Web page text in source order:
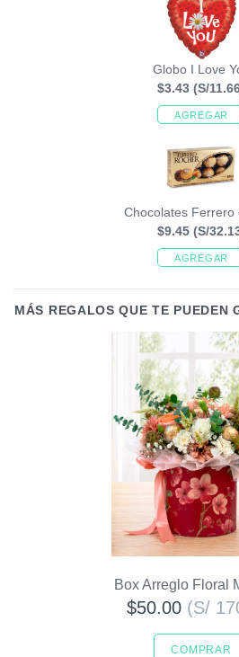
Globo I Love
$3.43 (S/
AGREGAR
Chocolates Ferrero
$9.45 (S/
AGREGAR
MÁS REGALOS QUE TE PUEDEN
Box Arreglo Floral
$50.00 (S/
COMPRAR